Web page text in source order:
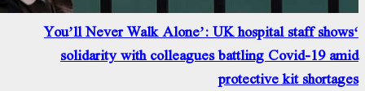
‘You’ll Never Walk Alone’: UK hospital staff
solidarity with colleagues battling Covid-19
protective kit